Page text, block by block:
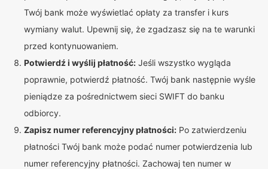
Twój bank może wyświetlać opłaty za transfer i kurs
wymiany walut. Upewnij się, że zgadzasz się na te warunki
przed kontynuowaniem.
Potwierdź i wyślij płatność: Jeśli wszystko wygląda
poprawnie, potwierdź płatność. Twój bank następnie wyśle
pieniądze za pośrednictwem sieci SWIFT do banku
odbiorcy.
Zapisz numer referencyjny płatności: Po zatwierdzeniu
płatności Twój bank może podać numer potwierdzenia lub
numer referencyjny płatności. Zachowaj ten numer w